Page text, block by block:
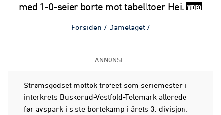
med 1-0-seier borte mot tabelltoer Hei. VIDEO
Forsiden / Damelaget /
ANNONSE:
Strømsgodset mottok trofeet som seriemester i
interkrets Buskerud-Vestfold-Telemark allerede
før avspark i siste bortekamp i årets 3. divisjon.